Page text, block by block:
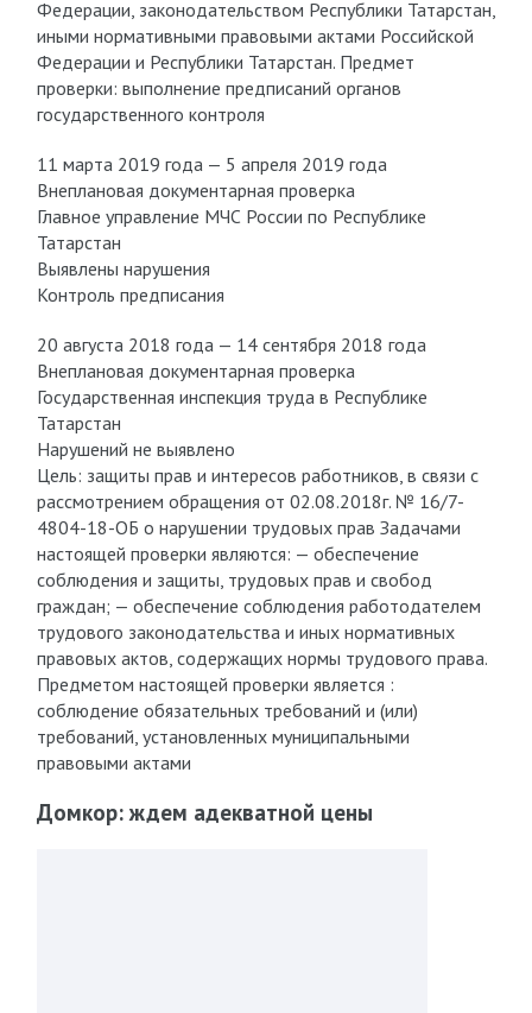
Федерации, законодательством Республики Татарстан,
иными нормативными правовыми актами Российской
Федерации и Республики Татарстан. Предмет
проверки: выполнение предписаний органов
государственного контроля
11 марта 2019 года — 5 апреля 2019 года
Внеплановая документарная проверка
Главное управление МЧС России по Республике
Татарстан
Выявлены нарушения
Контроль предписания
20 августа 2018 года — 14 сентября 2018 года
Внеплановая документарная проверка
Государственная инспекция труда в Республике
Татарстан
Нарушений не выявлено
Цель: защиты прав и интересов работников, в связи с
рассмотрением обращения от 02.08.2018г. № 16/7-
4804-18-ОБ о нарушении трудовых прав Задачами
настоящей проверки являются: — обеспечение
соблюдения и защиты, трудовых прав и свобод
граждан; — обеспечение соблюдения работодателем
трудового законодательства и иных нормативных
правовых актов, содержащих нормы трудового права.
Предметом настоящей проверки является :
соблюдение обязательных требований и (или)
требований, установленных муниципальными
правовыми актами
Домкор: ждем адекватной цены